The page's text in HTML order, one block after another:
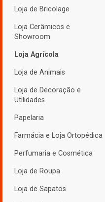
Loja de Bricolage
Loja Cerâmicos e
Showroom
Loja Agrícola
Loja de Animais
Loja de Decoração e
Utilidades
Papelaria
Farmácia e Loja Ortopédica
Perfumaria e Cosmética
Loja de Roupa
Loja de Sapatos